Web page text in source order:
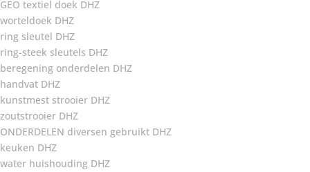
GEO textiel doek DHZ
worteldoek DHZ
ring sleutel DHZ
ring-steek sleutels DHZ
beregening onderdelen DHZ
handvat DHZ
kunstmest strooier DHZ
zoutstrooier DHZ
ONDERDELEN diversen gebruikt DHZ
keuken DHZ
water huishouding DHZ